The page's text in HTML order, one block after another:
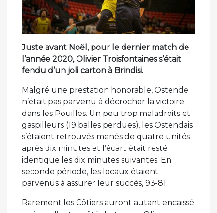
Juste avant Noël, pour le dernier match de
l’année 2020, Olivier Troisfontaines s’était
fendu d’un joli carton à Brindisi.
Malgré une prestation honorable, Ostende
n’était pas parvenu à décrocher la victoire
dans les Pouilles. Un peu trop maladroits et
gaspilleurs (19 balles perdues), les Ostendais
s’étaient retrouvés menés de quatre unités
après dix minutes et l’écart était resté
identique les dix minutes suivantes. En
seconde période, les locaux étaient
parvenus à assurer leur succès, 93-81.
Rarement les Côtiers auront autant encaissé